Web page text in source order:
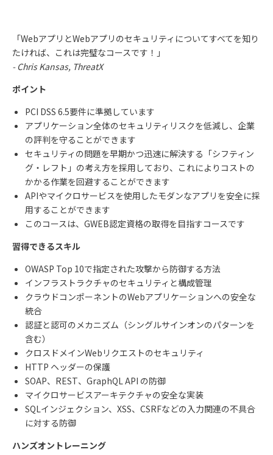
「WebアプリとWebアプリのセキュリティについてすべてを知り
たければ、これは完璧なコースです！」
- Chris Kansas, ThreatX
ポイント
PCI DSS 6.5要件に準拠しています
アプリケーション全体のセキュリティリスクを低減し、企業
の評判を守ることができます
セキュリティの問題を早期かつ迅速に解決する「シフティン
グ・レフト」の考え方を採用しており、これによりコストの
かかる作業を回避することができます
APIやマイクロサービスを使用したモダンなアプリを安全に採
用することができます
このコースは、 GWEB認定資格の取得を目指すコースです
習得できるスキル
OWASP Top 10で指定された攻撃から防御する方法
インフラストラクチャのセキュリティと構成管理
クラウドコンポーネントのWebアプリケーションへの安全な
統合
認証と認可のメカニズム（シングルサインオンのパターンを
含む）
クロスドメインWeb リクエストのセキュリティ
HTTP ヘッダーの保護
SOAP、 REST、 GraphQL API の防御
マイクロサービスアーキテクチャの安全な実装
SQLインジェクション、 XSS、 CSRFなどの入力関連の不具合
に対する防御
ハンズオントレーニング